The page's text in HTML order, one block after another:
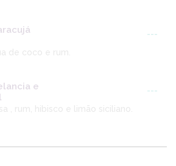
---
de coco e rum.
e
---
, rum, hibisco e limão siciliano.